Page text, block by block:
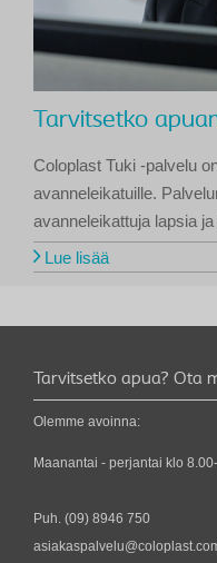
Tarvitsetko
Coloplast Tuki -palvelu
avanneleikatuille.
avanneleikattuja lapsia
Lue lisää
Tarvitsetko apua? Ota
Olemme avoinna:
Maanantai - perjantai klo
Puh. (09) 8946 750